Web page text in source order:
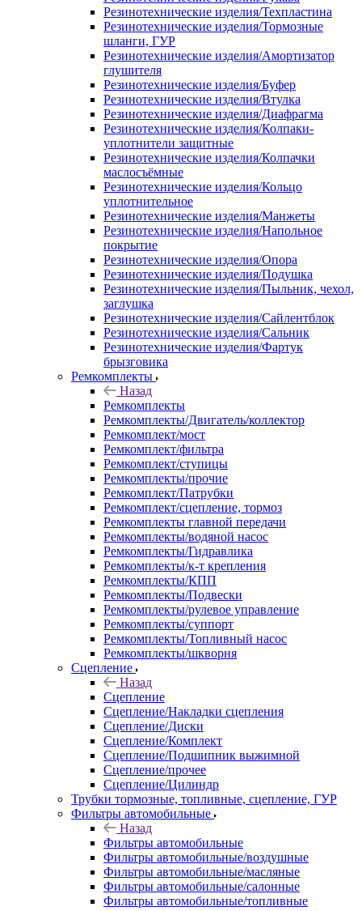
Резинотехнические изделия/Техпластина
Резинотехнические изделия/Тормозные
шланги, ГУР
Резинотехнические изделия/Амортизатор
глушителя
Резинотехнические изделия/Буфер
Резинотехнические изделия/Втулка
Резинотехнические изделия/Диафрагма
Резинотехнические изделия/Колпаки-
уплотнители защитные
Резинотехнические изделия/Колпачки
маслосъёмные
Резинотехнические изделия/Кольцо
уплотнительное
Резинотехнические изделия/Манжеты
Резинотехнические изделия/Напольное
покрытие
Резинотехнические изделия/Опора
Резинотехнические изделия/Подушка
Резинотехнические изделия/Пыльник, чехол,
заглушка
Резинотехнические изделия/Сайлентблок
Резинотехнические изделия/Сальник
Резинотехнические изделия/Фартук
брызговика
Ремкомплекты
Назад
Ремкомплекты
Ремкомплекты/Двигатель/коллектор
Ремкомплект/мост
Ремкомплект/фильтра
Ремкомплект/ступицы
Ремкомплекты/прочие
Ремкомплект/Патрубки
Ремкомплект/сцепление, тормоз
Ремкомплекты главной передачи
Ремкомплекты/водяной насос
Ремкомплекты/Гидравлика
Ремкомплекты/к-т крепления
Ремкомплекты/КПП
Ремкомплекты/Подвески
Ремкомплекты/рулевое управление
Ремкомплекты/суппорт
Ремкомплекты/Топливный насос
Ремкомплекты/шкворня
Сцепление
Назад
Сцепление
Сцепление/Накладки сцепления
Сцепление/Диски
Сцепление/Комплект
Сцепление/Подшипник выжимной
Сцепление/прочее
Сцепление/Цилиндр
Трубки тормозные, топливные, сцепление, ГУР
Фильтры автомобильные
Назад
Фильтры автомобильные
Фильтры автомобильные/воздушные
Фильтры автомобильные/масляные
Фильтры автомобильные/салонные
Фильтры автомобильные/топливные